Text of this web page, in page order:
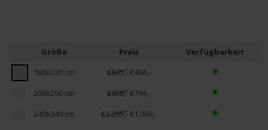
Größe Preis
Verfügbarkeit
160x230 cm
€605,-€494,-
200x290 cm
€956,-€794,-
240x340 cm
€1.265,-€1.099,-